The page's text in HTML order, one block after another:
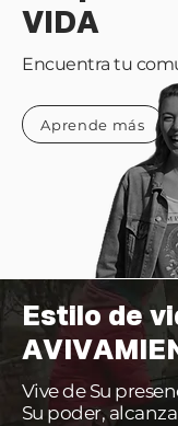
VIDA
Encuentra tu
Aprende más
Estilo de
Vive de Su
Su poder,